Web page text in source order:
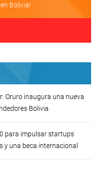
Bolivia!
Oruro inaugura una nueva
Bolivia
para impulsar startups
y una beca internacional